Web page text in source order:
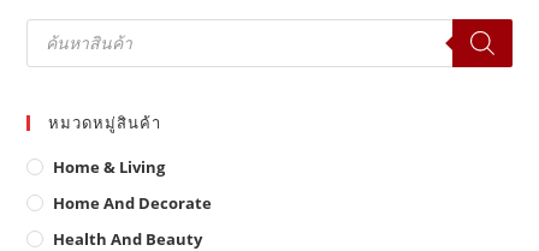
Products
search
หมวดหมู่สินค้า
Home & Living
Home And Decorate
Health And Beauty